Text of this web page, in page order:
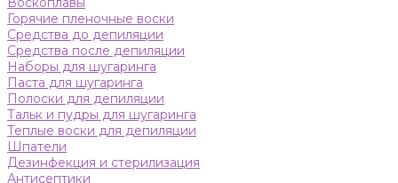
Горячие пленочные воски
Средства до депиляции
Средства после депиляции
Наборы для шугаринга
Паста для шугаринга
Полоски для депиляции
Тальк и пудры для шугаринга
Теплые воски для депиляции
Шпатели
Дезинфекция и стерилизация
Антисептики